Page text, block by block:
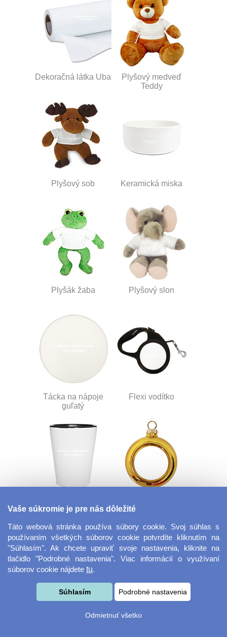
Dekoračná látka Uba
Plyšový medveď
Teddy
Plyšový sob Keramická miska
Plyšák žaba Plyšový slon
Tácka na nápoje
guľatý
Flexi vodítko
Panák - štamprle
Plastová vianočné
okrajov 18x13 cm
Vaše súkromie je pre nás dôležité
Táto webová stránka používa súbory cookie. Svoj súhlas s
používaním všetkých súborov cookie potvrdíte kliknutím na
"Súhlasím". Ak chcete upraviť svoje nastavenia, kliknite na
tlačidlo "Podrobné nastavenia". Viac informácií o využívaní
súborov cookie nájdete tu.
Súhlasím Podrobné nastavenia
Odmietnuť všetko